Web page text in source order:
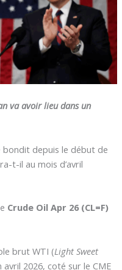
va avoir lieu dans un
depuis le début de
t-il au mois d’avril
Crude Oil Apr 26 (CL=F)
brut WTI (Light Sweet
2026, coté sur le CME